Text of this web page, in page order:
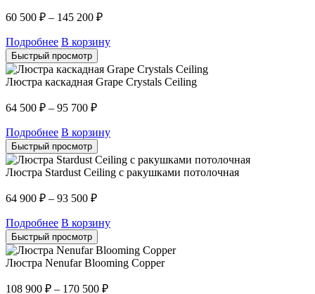
60 500 ₽ – 145 200 ₽
Подробнее В корзину
Быстрый просмотр
Люстра каскадная Grape Crystals Ceiling
64 500 ₽ – 95 700 ₽
Подробнее В корзину
Быстрый просмотр
Люстра Stardust Ceiling с ракушками потолочная
64 900 ₽ – 93 500 ₽
Подробнее В корзину
Быстрый просмотр
Люстра Nenufar Blooming Copper
108 900 ₽ – 170 500 ₽